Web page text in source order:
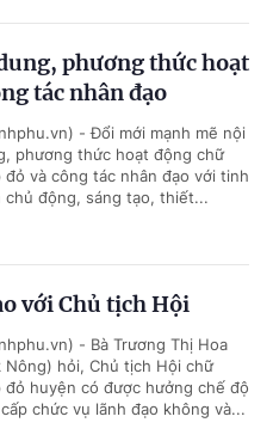
phương thức hoạt
tác nhân đạo
- Đổi mới mạnh mẽ nội
phương thức hoạt động chữ
đỏ và công tác nhân đạo với tinh
chủ động, sáng tạo, thiết...
với Chủ tịch Hội
- Bà Trương Thị Hoa
Nông) hỏi, Chủ tịch Hội chữ
đỏ huyện có được hưởng chế độ
chức vụ lãnh đạo không và...